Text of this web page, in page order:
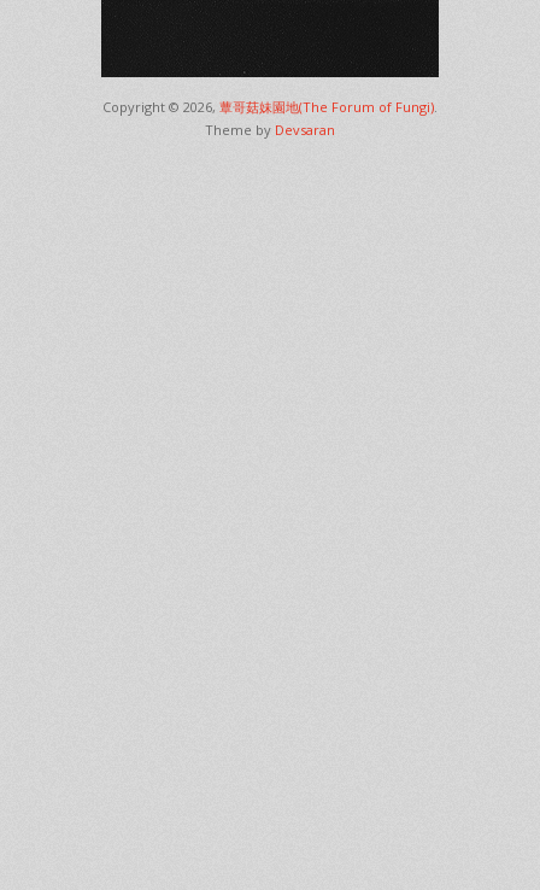
Copyright © 2026, 蕈哥菇妹園地(The Forum of Fungi)
Theme by Devsaran